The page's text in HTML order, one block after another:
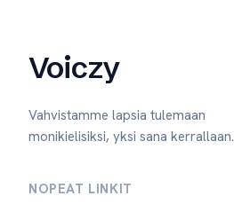
Voiczy
Vahvistamme lapsia tulemaan
monikielisiksi, yksi sana kerrallaan.
NOPEAT LINKIT